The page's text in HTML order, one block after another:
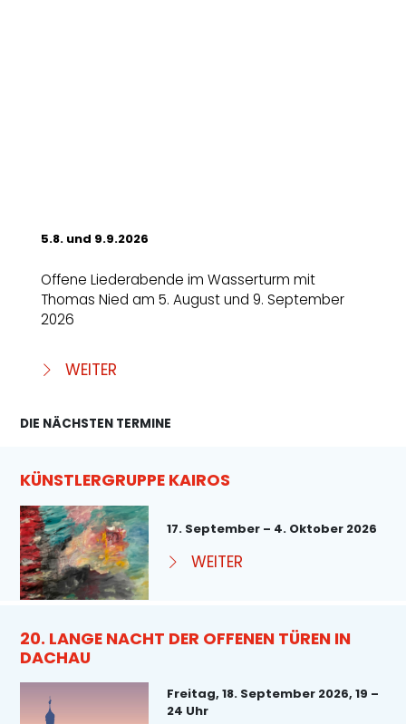
5.8. und 9.9.2026
Offene Liederabende im Wasserturm mit
Thomas Nied am 5. August und 9. September
2026
WEITER
DIE NÄCHSTEN TERMINE
KÜNSTLERGRUPPE KAIROS
17. September – 4. Oktober 2026
WEITER
20. LANGE NACHT DER OFFENEN TÜREN IN
DACHAU
Freitag, 18. September 2026, 19 –
24 Uhr